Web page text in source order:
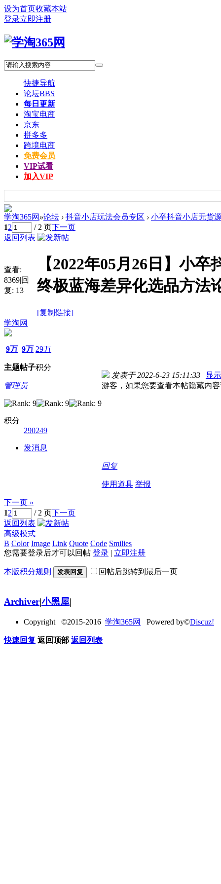
设为首页收藏本站
登录立即注册
快捷导航
论坛BBS
每日更新
淘宝电商
京东
拼多多
跨境电商
免费会员
VIP试看
加入VIP
学淘365网 »论坛 › 抖音小店玩法会员专区 › 小卒抖音小店无货
12 / 2 页下一页
返回列表
查看:
8369|回
复: 13
【2022年05月26日】小
终极蓝海差异化选品方法
[复制链接]
学淘网
9万
主题
9万
帖子
29万
积分
管理员
积分
290249
发消息
发表于 2022-6-23 15:11:33 | 显
游客，如果您要查看本帖隐藏内
回复
使用道具 举报
下一页 »
12 / 2 页下一页
返回列表
高级模式
B Color Image Link Quote Code Smilies
您需要登录后才可以回帖 登录 | 立即注册
本版积分规则 发表回复 回帖后跳转到最后一页
Archiver|小黑屋|
Copyright ©2015-2016 学淘365网 Powered by©Discuz!
快速回复 返回顶部 返回列表